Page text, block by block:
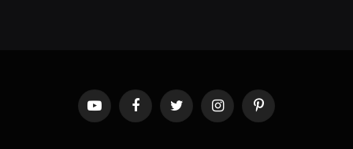
YouTubeFacebookTwitter InstagramPinterest